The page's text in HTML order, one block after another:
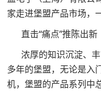
家走进堡盟产品市场，
直击“痛点”推陈出新
浓厚的知识沉淀、丰
多年的堡盟，无论是入
机，堡盟的产品系列中